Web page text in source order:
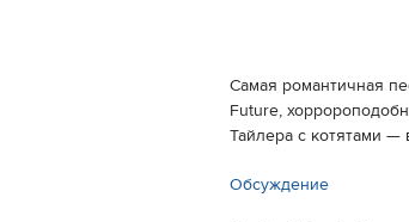
Самая романтичная
Future,
Тайлера с котятами —
Обсуждение